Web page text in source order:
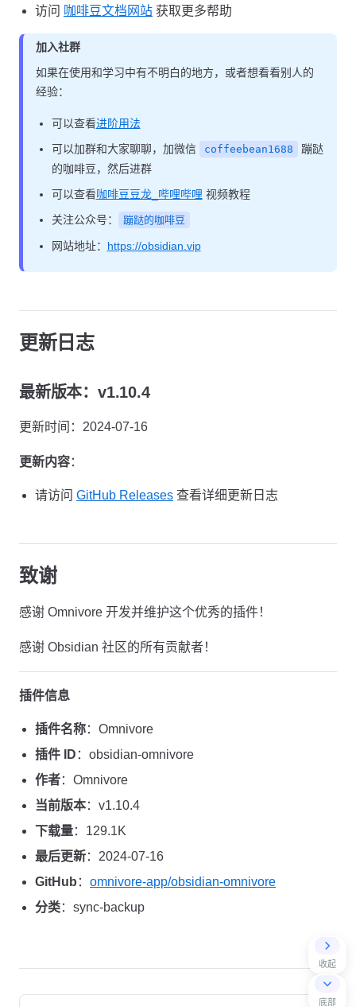
收起
底部
访问 咖啡豆文档网站 获取更多帮助
加入社群
如果在使用和学习中有不明白的地方，或者想看看别人的
经验：
可以查看进阶用法
可以加群和大家聊聊，加微信
coffeebean1688
蹦跶
的咖啡豆，然后进群
可以查看咖啡豆豆龙_哔哩哔哩 视频教程
关注公众号：
蹦跶的咖啡豆
网站地址： https://obsidian.vip
更新日志
最新版本：v1.10.4
更新时间：2024-07-16
更新内容：
请访问 GitHub Releases 查看详细更新日志
致谢
感谢 Omnivore 开发并维护这个优秀的插件！
感谢 Obsidian 社区的所有贡献者！
插件信息
插件名称：Omnivore
插件 ID ：obsidian-omnivore
作者：Omnivore
当前版本：v1.10.4
下载量：129.1K
最后更新：2024-07-16
GitHub ： omnivore-app/obsidian-omnivore
分类：sync-backup
Pager